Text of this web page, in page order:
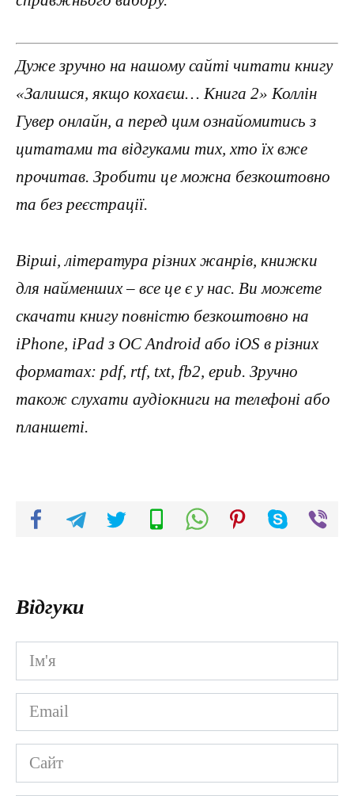
Дуже зручно на нашому сайті читати книгу
«Залишся, якщо кохаєш… Книга 2» Коллін
Гувер онлайн, а перед цим ознайомитись з
цитатами та відгуками тих, хто їх вже
прочитав. Зробити це можна безкоштовно
та без реєстрації.
Вірші, література різних жанрів, книжки
для найменших – все це є у нас. Ви можете
скачати книгу повністю безкоштовно на
iPhone, iPad з ОС Android або iOS в різних
форматах: pdf, rtf, txt, fb2, epub. Зручно
також слухати аудіокниги на телефоні або
планшеті.
Відгуки
Ім'я
*
Email
*
Сайт